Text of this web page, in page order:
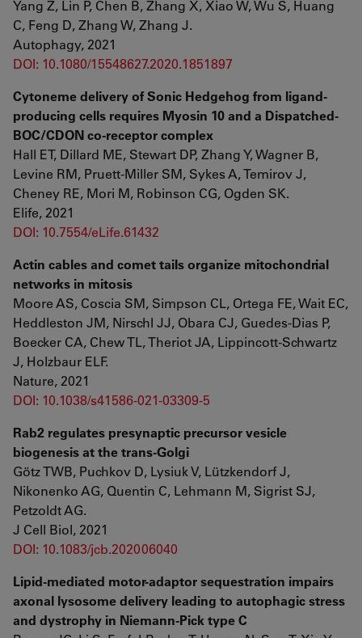
Yang Z, Lin P, Chen B, Zhang X, Xiao W, Wu S, Huang
C, Feng D, Zhang W, Zhang J.
Autophagy, 2021
DOI: 10.1080/15548627.2020.1851897
Cytoneme delivery of Sonic Hedgehog from ligand-
producing cells requires Myosin 10 and a Dispatched-
BOC/CDON co-receptor complex
Hall ET, Dillard ME, Stewart DP, Zhang Y, Wagner B,
Levine RM, Pruett-Miller SM, Sykes A, Temirov J,
Cheney RE, Mori M, Robinson CG, Ogden SK.
Elife, 2021
DOI: 10.7554/eLife.61432
Actin cables and comet tails organize mitochondrial
networks in mitosis
Moore AS, Coscia SM, Simpson CL, Ortega FE, Wait EC,
Heddleston JM, Nirschl JJ, Obara CJ, Guedes-Dias P,
Boecker CA, Chew TL, Theriot JA, Lippincott-Schwartz
J, Holzbaur ELF.
Nature, 2021
DOI: 10.1038/s41586-021-03309-5
Rab2 regulates presynaptic precursor vesicle
biogenesis at the trans-Golgi
Götz TWB, Puchkov D, Lysiuk V, Lützkendorf J,
Nikonenko AG, Quentin C, Lehmann M, Sigrist SJ,
Petzoldt AG.
J Cell Biol, 2021
DOI: 10.1083/jcb.202006040
Lipid-mediated motor-adaptor sequestration impairs
axonal lysosome delivery leading to autophagic stress
and dystrophy in Niemann-Pick type C